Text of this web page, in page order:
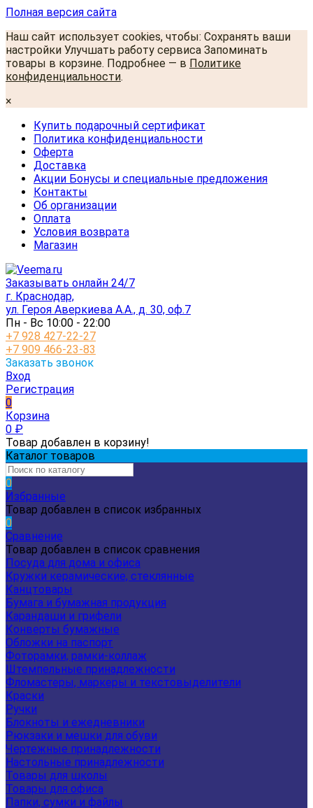
Полная версия сайта
Наш сайт использует cookies, чтобы: Сохранять ваши
настройки Улучшать работу сервиса Запоминать
товары в корзине. Подробнее — в Политике
конфиденциальности.
×
Купить подарочный сертификат
Политика конфиденциальности
Оферта
Доставка
Акции Бонусы и специальные предложения
Контакты
Об организации
Оплата
Условия возврата
Магазин
Заказывать онлайн 24/7
г. Краснодар,
ул. Героя Аверкиева А.А., д. 30, оф.7
Пн - Вс 10:00 - 22:00
+7 928 427-22-27
+7 909 466-23-83
Заказать звонок
Вход
Регистрация
0
Корзина
0 ₽
Товар добавлен в корзину!
Каталог товаров
0
Избранные
Товар добавлен в список избранных
0
Сравнение
Товар добавлен в список сравнения
Посуда для дома и офиса
Кружки керамические, стеклянные
Канцтовары
Бумага и бумажная продукция
Карандаши и грифели
Конверты бумажные
Обложки на паспорт
Фоторамки, рамки-коллаж
Штемпельные принадлежности
Фломастеры, маркеры и текстовыделители
Краски
Ручки
Блокноты и ежедневники
Рюкзаки и мешки для обуви
Чертежные принадлежности
Настольные принадлежности
Товары для школы
Товары для офиса
Папки, сумки и файлы